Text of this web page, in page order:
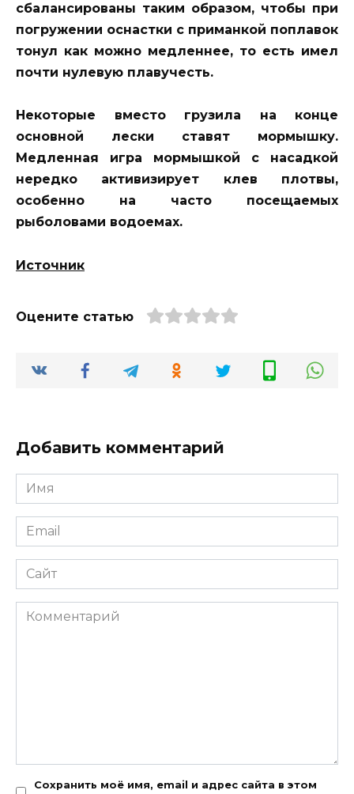
сбалансированы таким образом, чтобы при
погружении оснастки с приманкой поплавок
тонул как можно медленнее, то есть имел
почти нулевую плавучесть.
Некоторые вместо грузила на конце
основной лески ставят мормышку.
Медленная игра мормышкой с насадкой
нередко активизирует клев плотвы,
особенно на часто посещаемых
рыболовами водоемах.
Источник
Оцените статью
Добавить комментарий
Имя
*
Email
*
Сайт
Комментарий
Сохранить моё имя, email и адрес сайта в этом